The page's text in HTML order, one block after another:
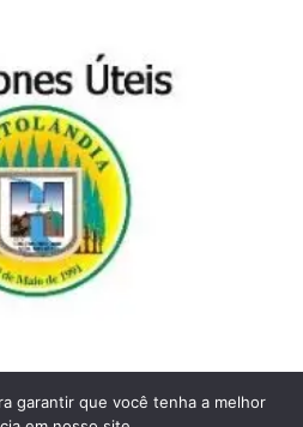
garantir que você tenha a melhor